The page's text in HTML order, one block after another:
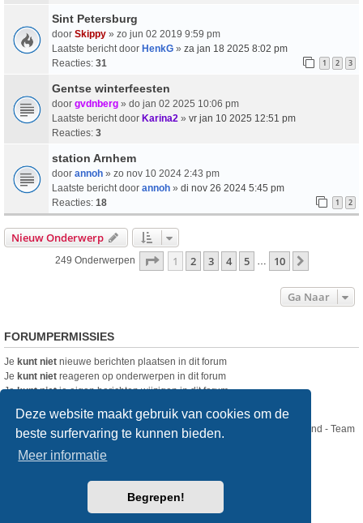
Deze website maakt gebruik van cookies om de
beste surfervaring te kunnen bieden.
Meer informatie
Begrepen!
Sint Petersburg
door Skippy » zo jun 02 2019 9:59 pm
Laatste bericht door HenkG » za jan 18 2025 8:02 pm
Reacties: 31 1 2 3
Gentse winterfeesten
door gvdnberg » do jan 02 2025 10:06 pm
Laatste bericht door Karina2 » vr jan 10 2025 12:51 pm
Reacties: 3
station Arnhem
door annoh » zo nov 10 2024 2:43 pm
Laatste bericht door annoh » di nov 26 2024 5:45 pm
Reacties: 18 1 2
Nieuw Onderwerp
249 Onderwerpen Pagina Van10
1 2 3 4 5 10
Ga Naar
FORUMPERMISSIES
Je kunt niet nieuwe berichten plaatsen in dit forum
Je kunt niet reageren op onderwerpen in dit forum
Jekunt nietje eigen berichten wijzigen in dit forum
Nikon Club Nederland - Team
Forum
Copyright © Nikon Club Nederland 2023
® Forum Software © phpBB Limited
created by INVENTEA & v12mike